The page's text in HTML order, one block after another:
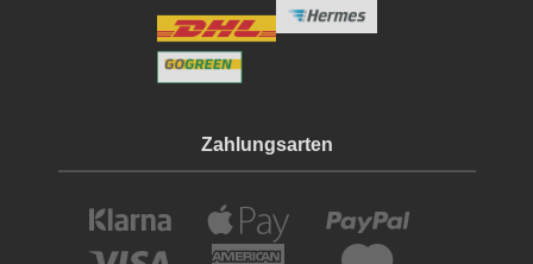
Zahlungsarten